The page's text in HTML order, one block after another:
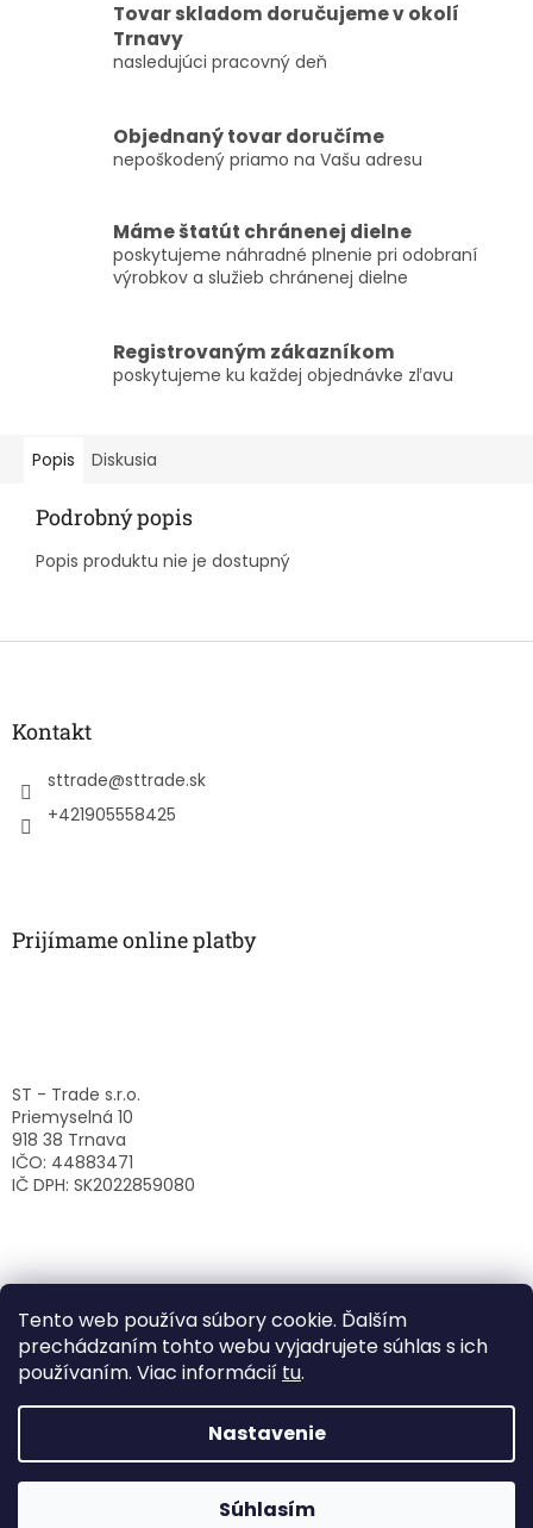
Tento web používa súbory cookie. Ďalším
prechádzaním tohto webu vyjadrujete súhlas s ich
používaním. Viac informácií tu.
Nastavenie
Súhlasím
Tovar skladom doručujeme v okolí
Trnavy
nasledujúci pracovný deň
Objednaný tovar doručíme
nepoškodený priamo na Vašu adresu
Máme štatút chránenej dielne
poskytujeme náhradné plnenie pri odobraní
výrobkov a služieb chránenej dielne
Registrovaným zákazníkom
poskytujeme ku každej objednávke zľavu
Popis Diskusia
Podrobný popis
Popis produktu nie je dostupný
Z
Kontakt
sttrade@sttrade.sk
+421905558425
Prijímame online platby
ST - Trade s.r.o.
Priemyselná 10
918 38 Trnava
IČO: 44883471
IČ DPH: SK2022859080
Vytvoril Shoptet
ST-Trade s.r.o.. Všetky práva vyhradené.